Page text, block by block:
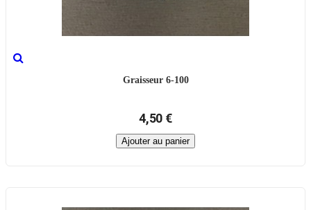
Graisseur 6-100
4,50 €
Ajouter au panier